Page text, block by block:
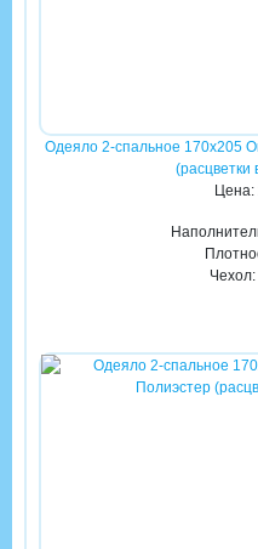
Одеяло 2-спальное 170х205
(расцветки
Цена: